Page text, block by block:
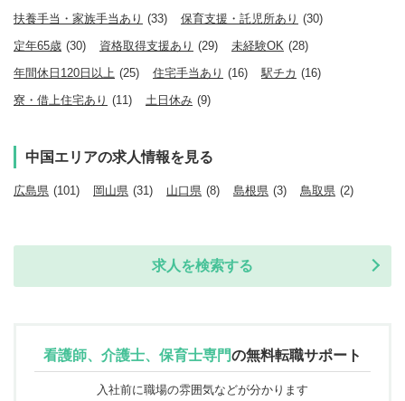
扶養手当・家族手当あり (33) 保育支援・託児所あり (30)
定年65歳 (30) 資格取得支援あり (29) 未経験OK (28)
年間休日120日以上 (25) 住宅手当あり (16) 駅チカ (16)
寮・借上住宅あり (11) 土日休み (9)
中国エリアの求人情報を見る
広島県 (101) 岡山県 (31) 山口県 (8) 島根県 (3) 鳥取県 (2)
求人を検索する
看護師、介護士、保育士専門の無料転職サポート
入社前に職場の雰囲気などが分かります